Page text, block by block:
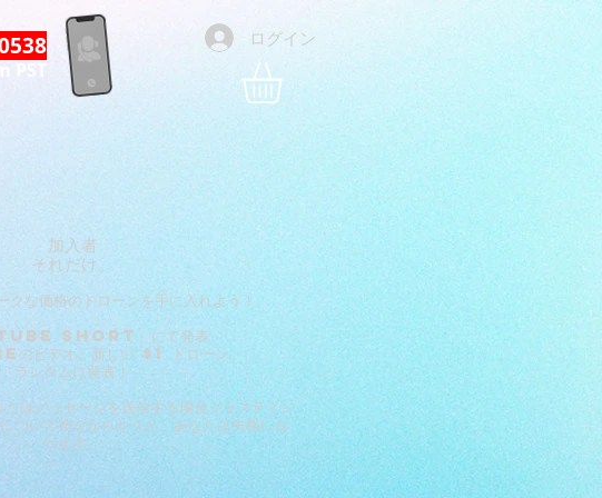
ログイン
加入者
それだけ。
クな価格のドローンを手に入れよう！
SHORT」にて発表
デオ。新しい $1 ドローン
ランダムに発表！
メッセージを送信する場合ジャスティン
ついて彼をからかうと、あなたは失格にな
ります。